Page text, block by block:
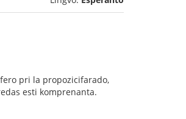
pri la propozicifarado,
esti komprenanta.